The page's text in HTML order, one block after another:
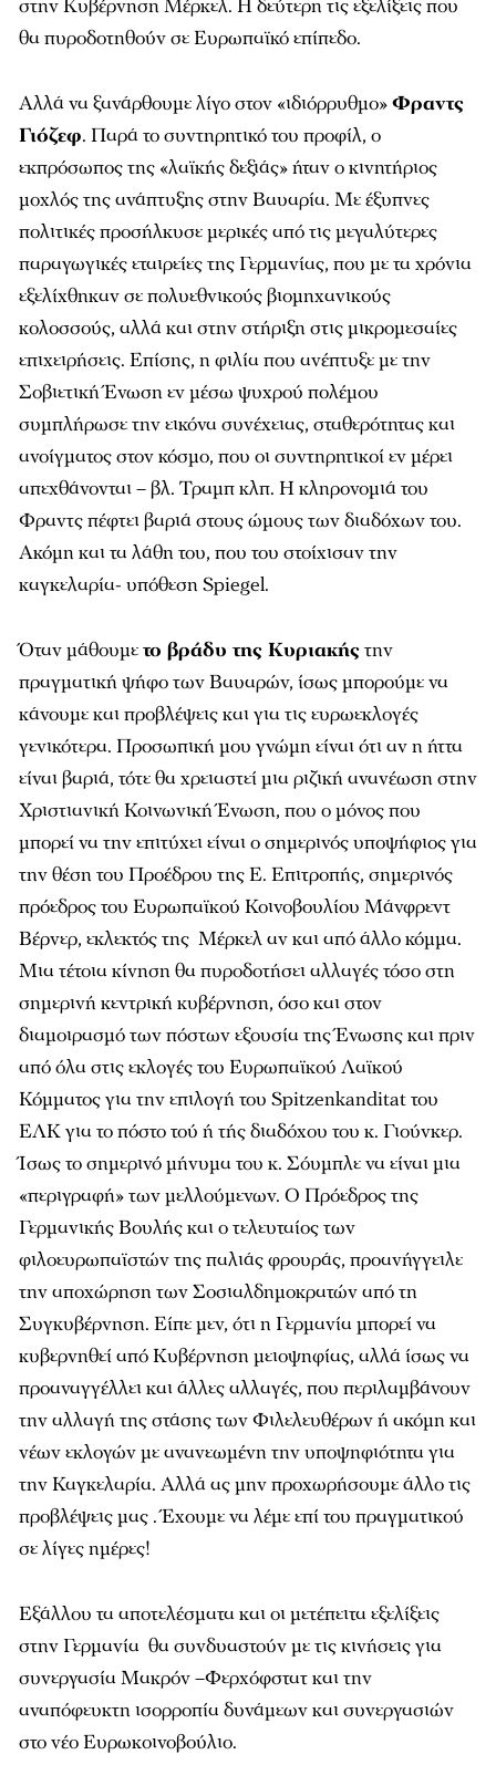
στην Κυβέρνηση Μέρκελ. Η δεύτερη τις εξελίξεις που
θα πυροδοτηθούν σε Ευρωπαϊκό επίπεδο.
Αλλά να ξανάρθουμε λίγο στον «ιδιόρρυθμο»Φραντς
Γιόζεφ. Παρά το συντηρητικό του προφίλ, ο
εκπρόσωπος της «λαϊκής δεξιάς» ήταν ο κινητήριος
μοχλός της ανάπτυξης στην Βαυαρία. Με έξυπνες
πολιτικές προσήλκυσε μερικές από τις μεγαλύτερες
παραγωγικές εταιρείες της Γερμανίας, που με τα χρόνια
εξελίχθηκαν σε πολυεθνικούς βιομηχανικούς
κολοσσούς, αλλά και στην στήριξη στις μικρομεσαίες
επιχειρήσεις. Επίσης, η φιλία που ανέπτυξε με την
Σοβιετική Ένωση εν μέσω ψυχρού πολέμου
συμπλήρωσε την εικόνα συνέχειας, σταθερότητας και
ανοίγματος στον κόσμο, που οι συντηρητικοί εν μέρει
απεχθάνονται – βλ. Τραμπ κλπ. Η κληρονομιά του
Φραντς πέφτει βαριά στους ώμους των διαδόχων του.
Ακόμη και τα λάθη του, που του στοίχισαν την
καγκελαρία- υπόθεση Spiegel.
Όταν μάθουμετο βράδυ της Κυριακήςτην
πραγματική ψήφο των Βαυαρών, ίσως μπορούμε να
κάνουμε και προβλέψεις και για τις ευρωεκλογές
γενικότερα. Προσωπική μου γνώμη είναι ότι αν η ήττα
είναι βαριά, τότε θα χρειαστεί μια ριζική ανανέωση στην
Χριστιανική Κοινωνική Ένωση, που ο μόνος που
μπορεί να την επιτύχει είναι ο σημερινός υποψήφιος για
την θέση του Προέδρου της Ε. Επιτροπής, σημερινός
πρόεδρος του Ευρωπαϊκού Κοινοβουλίου Μάνφρεντ
Βέρνερ, εκλεκτός της Μέρκελ αν και από άλλο κόμμα.
Μια τέτοια κίνηση θα πυροδοτήσει αλλαγές τόσο στη
σημερινή κεντρική κυβέρνηση, όσο και στον
διαμοιρασμό των πόστων εξουσία της Ένωσης και πριν
από όλα στις εκλογές του Ευρωπαϊκού Λαϊκού
Κόμματος για την επιλογή του Spitzenkanditat του
ΕΛΚ για το πόστο τού ή τής διαδόχου του κ. Γιούνκερ.
Ίσως το σημερινό μήνυμα του κ. Σόυμπλε να είναι μια
«περιγραφή» των μελλούμενων. Ο Πρόεδρος της
Γερμανικής Βουλής και ο τελευταίος των
φιλοευρωπαϊστών της παλιάς φρουράς, προανήγγειλε
την αποχώρηση των Σοσιαλδημοκρατών από τη
Συγκυβέρνηση. Είπε μεν, ότι η Γερμανία μπορεί να
κυβερνηθεί από Κυβέρνηση μειοψηφίας, αλλά ίσως να
προαναγγέλλει και άλλες αλλαγές, που περιλαμβάνουν
την αλλαγή της στάσης των Φιλελευθέρων ή ακόμη και
νέων εκλογών με ανανεωμένη την υποψηφιότητα για
την Καγκελαρία. Αλλά ας μην προχωρήσουμε άλλο τις
προβλέψεις μας . Έχουμε να λέμε επί του πραγματικού
σε λίγες ημέρες!
Εξάλλου τα αποτελέσματα και οι μετέπειτα εξελίξεις
στην Γερμανία θα συνδυαστούν με τις κινήσεις για
συνεργασία Μακρόν –Φερχόφστατ και την
αναπόφευκτη ισορροπία δυνάμεων και συνεργασιών
στο νέο Ευρωκοινοβούλιο.